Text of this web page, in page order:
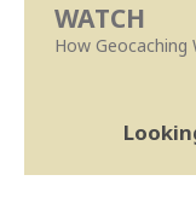
WATCH
How Geocaching